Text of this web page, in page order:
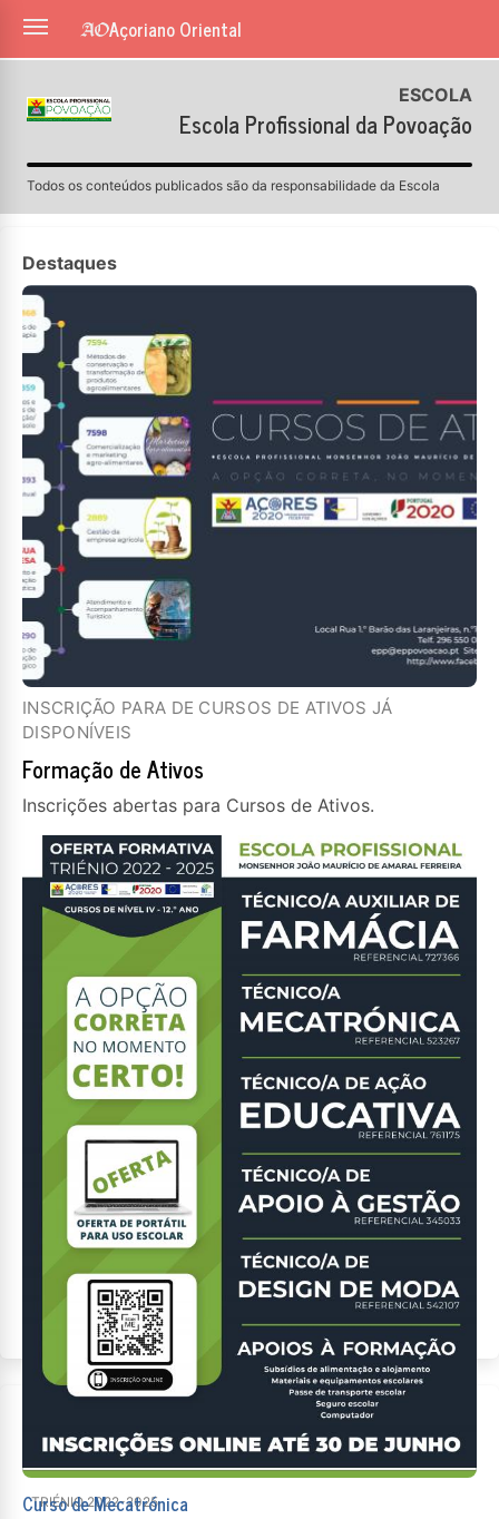
Açoriano Oriental
ESCOLA
Escola Profissional da Povoação
Todos os conteúdos publicados são da responsabilidade da Escola
Destaques
INSCRIÇÃO PARA DE CURSOS DE ATIVOS JÁ
DISPONÍVEIS
Formação de Ativos
Inscrições abertas para Cursos de Ativos.
TRIÉNIO 2022-2025
Destaques
Curso de Mecatrónica